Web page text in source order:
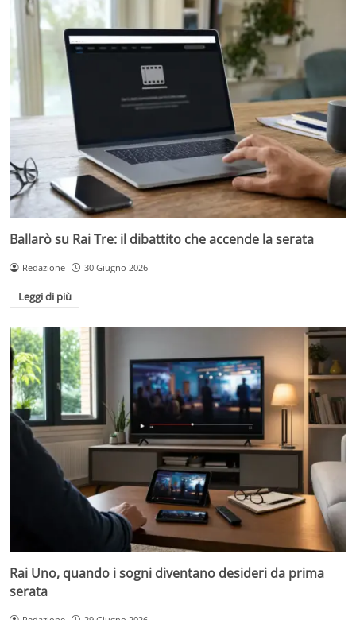
Ballarò su Rai Tre: il dibattito che accende la serata
Redazione 30 Giugno 2026
Leggi di più
Rai Uno, quando i sogni diventano desideri da prima
serata